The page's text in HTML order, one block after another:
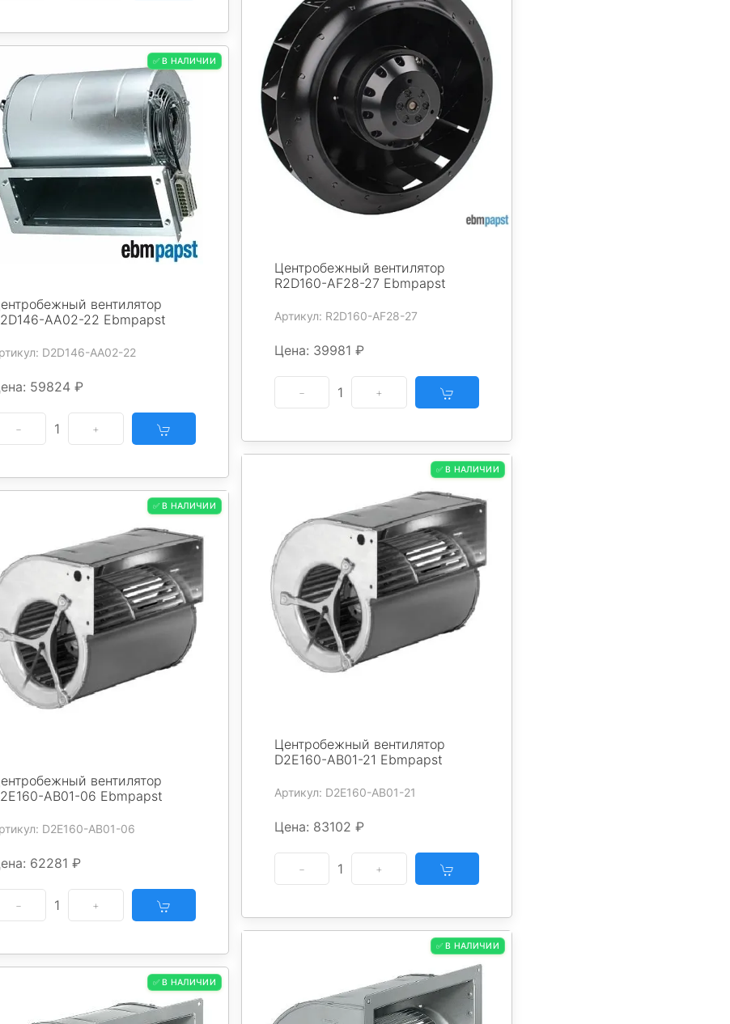
Центробежный вентилятор
R2D160-AF28-27 Ebmpapst
Артикул: R2D160-AF28-27
Цена: 39981 ₽
1
✅ В НАЛИЧИИ
вентилятор
AA02-22 Ebmpapst
D2D146-AA02-22
59824 ₽
1
✅ В НАЛИЧИИ
Центробежный вентилятор
D2E160-AB01-21 Ebmpapst
Артикул: D2E160-AB01-21
Цена: 83102 ₽
1
✅ В НАЛИЧИИ
вентилятор
AB01-06 Ebmpapst
D2E160-AB01-06
62281 ₽
1
✅ В НАЛИЧИИ
✅ В НАЛИЧИИ